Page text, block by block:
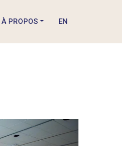
À PROPOS EN